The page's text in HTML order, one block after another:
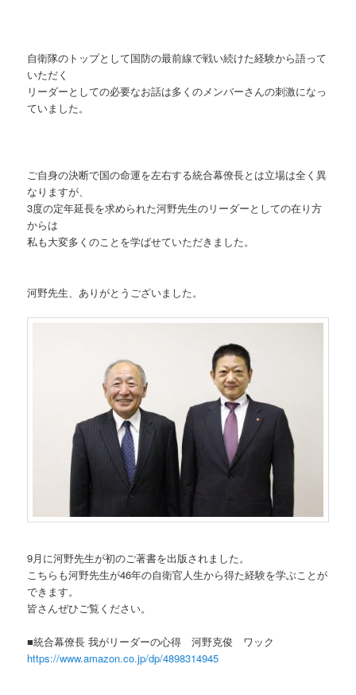
自衛隊のトップとして国防の最前線で戦い続けた経験から語って
いただく
リーダーとしての必要なお話は多くのメンバーさんの刺激になっ
ていました。
ご自身の決断で国の命運を左右する統合幕僚長とは立場は全く異
なりますが、
3度の定年延長を求められた河野先生のリーダーとしての在り方
からは
私も大変多くのことを学ばせていただきました。
河野先生、ありがとうございました。
9月に河野先生が初のご著書を出版されました。
こちらも河野先生が46年の自衛官人生から得た経験を学ぶことが
できます。
皆さんぜひご覧ください。
■統合幕僚長 我がリーダーの心得 河野克俊 ワック
https://www.amazon.co.jp/dp/4898314945